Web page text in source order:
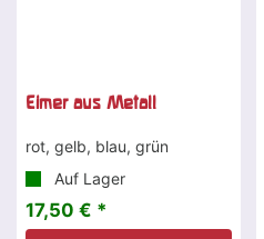
Eimer aus Metall
rot, gelb, blau, grün
Auf Lager
17,50 € *